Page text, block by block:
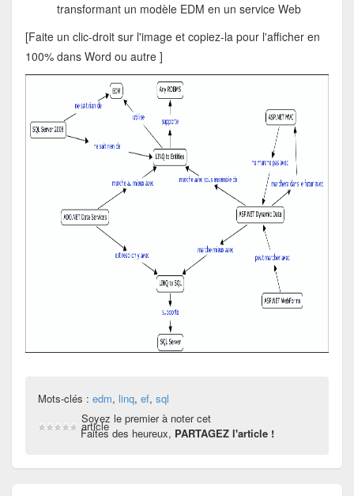
transformant un modèle EDM en un service Web
[Faite un clic-droit sur l'image et copiez-la pour l'afficher en
100% dans Word ou autre ]
Mots-clés : edm, linq, ef, sql
Soyez le premier à noter cet
article
Faites des heureux, PARTAGEZ l'article !